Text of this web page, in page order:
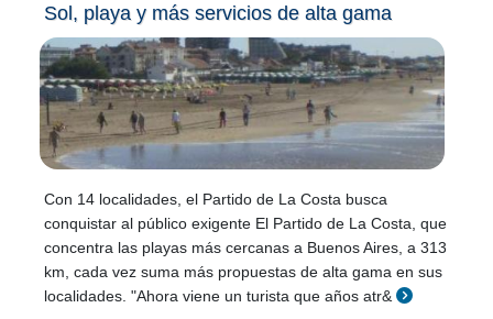
Sol, playa y más servicios de alta gama
Con 14 localidades, el Partido de La Costa busca
conquistar al público exigente El Partido de La Costa, que
concentra las playas más cercanas a Buenos Aires, a 313
km, cada vez suma más propuestas de alta gama en sus
localidades. "Ahora viene un turista que años atr&